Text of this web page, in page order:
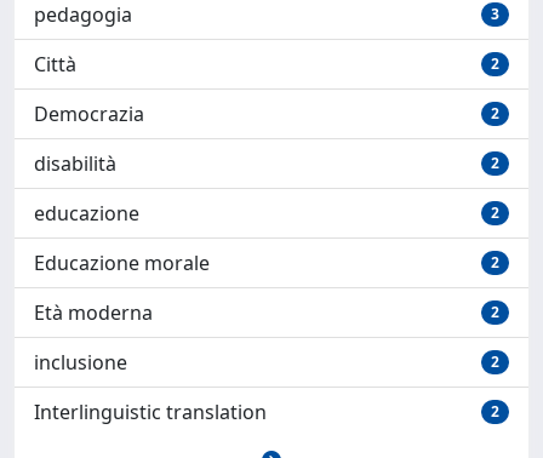
pedagogia 3
Città 2
Democrazia 2
disabilità 2
educazione 2
Educazione morale 2
Età moderna 2
inclusione 2
Interlinguistic translation 2